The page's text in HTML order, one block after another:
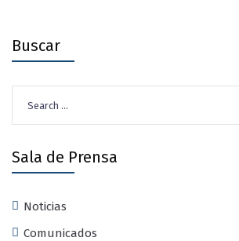
Buscar
for:
Sala de Prensa
Noticias
Comunicados